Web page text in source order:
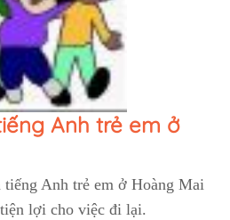
Anh trẻ em ở
Anh trẻ em ở Hoàng Mai
lợi cho việc đi lại.